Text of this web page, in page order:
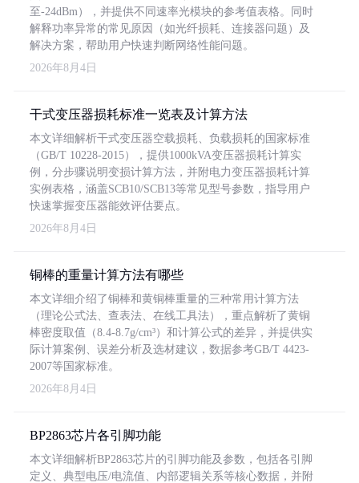
至-24dBm），并提供不同速率光模块的参考值表格。同时
解释功率异常的常见原因（如光纤损耗、连接器问题）及
解决方案，帮助用户快速判断网络性能问题。
2026年8月4日
干式变压器损耗标准一览表及计算方法
本文详细解析干式变压器空载损耗、负载损耗的国家标准
（GB/T 10228-2015），提供1000kVA变压器损耗计算实
例，分步骤说明变损计算方法，并附电力变压器损耗计算
实例表格，涵盖SCB10/SCB13等常见型号参数，指导用户
快速掌握变压器能效评估要点。
2026年8月4日
铜棒的重量计算方法有哪些
本文详细介绍了铜棒和黄铜棒重量的三种常用计算方法
（理论公式法、查表法、在线工具法），重点解析了黄铜
棒密度取值（8.4-8.7g/cm³）和计算公式的差异，并提供实
际计算案例、误差分析及选材建议，数据参考GB/T 4423-
2007等国家标准。
2026年8月4日
BP2863芯片各引脚功能
本文详细解析BP2863芯片的引脚功能及参数，包括各引脚
定义、典型电压/电流值、内部逻辑关系等核心数据，并附